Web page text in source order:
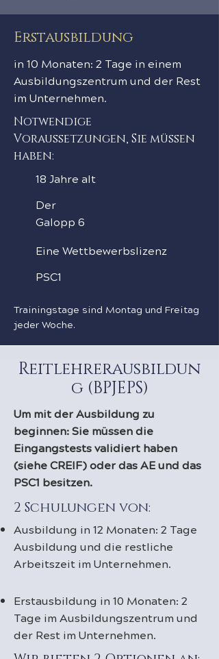
Erstausbildung
in 10 Monaten: 2 Tage in einem
Ausbildungszentrum und der Rest
im Unternehmen.
Notwendige
Voraussetzungen, Sie müssen
haben:
18 Jahre alt
Der
Galopp 6
Eine Wettbewerbslizenz
PSC1
Trainingstage sind Montag und Freitag
jeder Woche.
Reitlehrerausbildun
g (BPJEPS)
Um mit der Ausbildung zu
beginnen: Sie müssen die
Eingangstests validiert haben
(siehe CREIF) oder das AE und das
PSC1 besitzen.
2 Schulungen von:
Ausbildung in 12 Monaten: 2 Tage
Ausbildung und die restliche
Arbeitszeit im Unternehmen.
Erstausbildung in 10 Monaten: 2
Tage im Ausbildungszentrum und
der Rest im Unternehmen.